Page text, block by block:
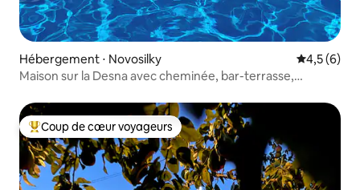
Hébergement ⋅ Novosilky Évaluation
4,5 (6)
Maison sur la Desna avec cheminée, bar-terrasse,
Coups de cœur voyageurs les plus appréciés
Coup de cœur voyageurs